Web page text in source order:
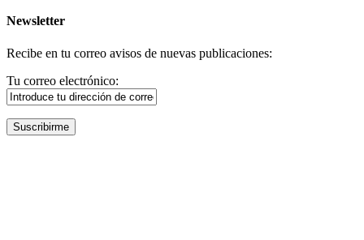
Newsletter
Recibe en tu correo avisos de nuevas publicaciones:
Tu correo electrónico: